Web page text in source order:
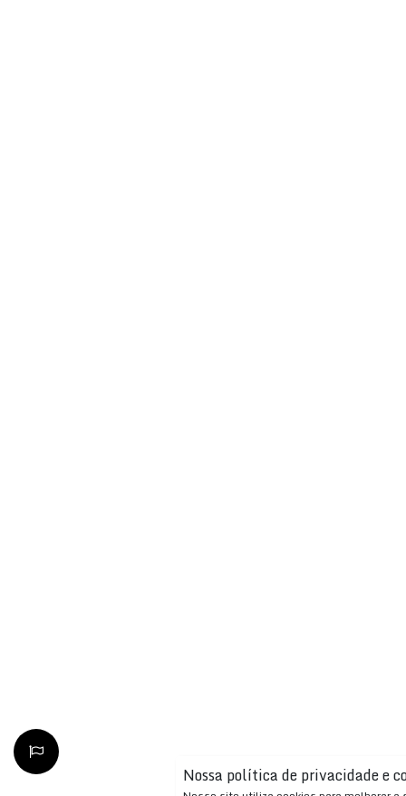
Nossa política de privacidade e